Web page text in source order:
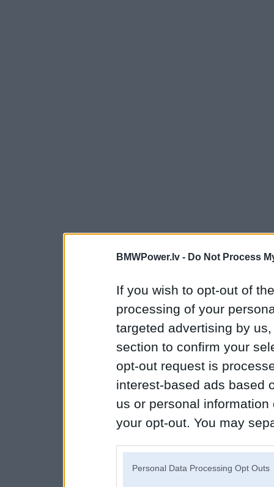
BMWPower.lv - Do Not Process
If you wish to opt-out of
processing of your
targeted advertising by
section to confirm your
opt-out request is
interest-based ads based
us or personal
your opt-out. You may
Personal Data Processing Opt Outs